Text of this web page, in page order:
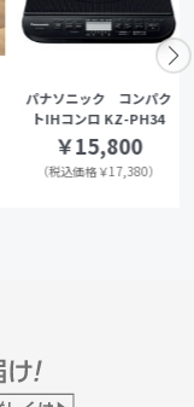
パナソニック コンパク
トIHコンロ KZ-PH34
￥15,800
（税込価格￥17,380）